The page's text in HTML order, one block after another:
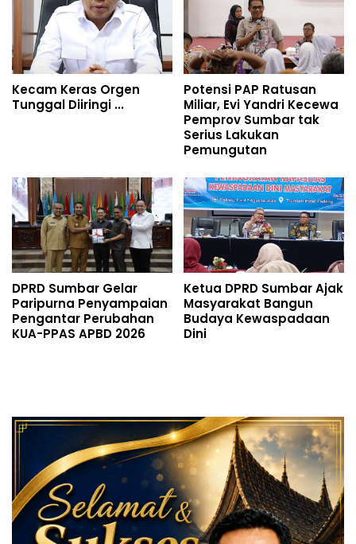
Kecam Keras Orgen
Tunggal Diiringi ...
Potensi PAP Ratusan
Miliar, Evi Yandri Kecewa
Pemprov Sumbar tak
Serius Lakukan
Pemungutan
DPRD Sumbar Gelar
Paripurna Penyampaian
Pengantar Perubahan
KUA-PPAS APBD 2026
Ketua DPRD Sumbar Ajak
Masyarakat Bangun
Budaya Kewaspadaan
Dini